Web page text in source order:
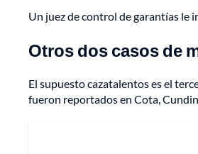
Un juez de control de garantías le
Otros dos casos de
El supuesto cazatalentos es el
fueron reportados en Cota,